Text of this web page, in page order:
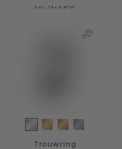
Excl. Tax & BTW
Trouwring